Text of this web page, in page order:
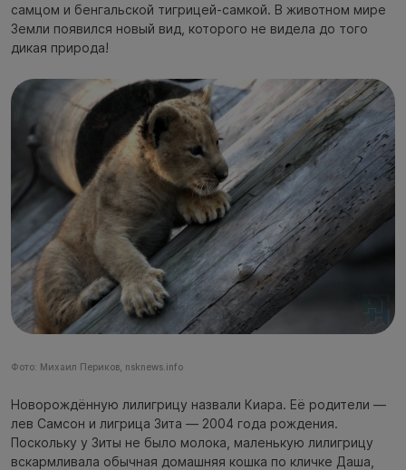
самцом и бенгальской тигрицей-самкой. В животном мире
Земли появился новый вид, которого не видела до того
дикая природа!
Фото: Михаил Периков, nsknews.info
Новорождённую лилигрицу назвали Киара. Её родители —
лев Самсон и лигрица Зита — 2004 года рождения.
Поскольку у Зиты не было молока, маленькую лилигрицу
вскармливала обычная домашняя кошка по кличке Даша,